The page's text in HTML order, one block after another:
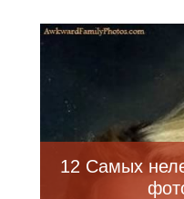
12 Самых